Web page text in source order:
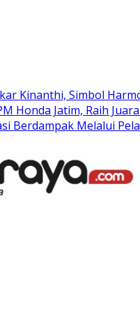
Kinanthi, Simbol
Honda Jatim, Raih
Berdampak Melalui